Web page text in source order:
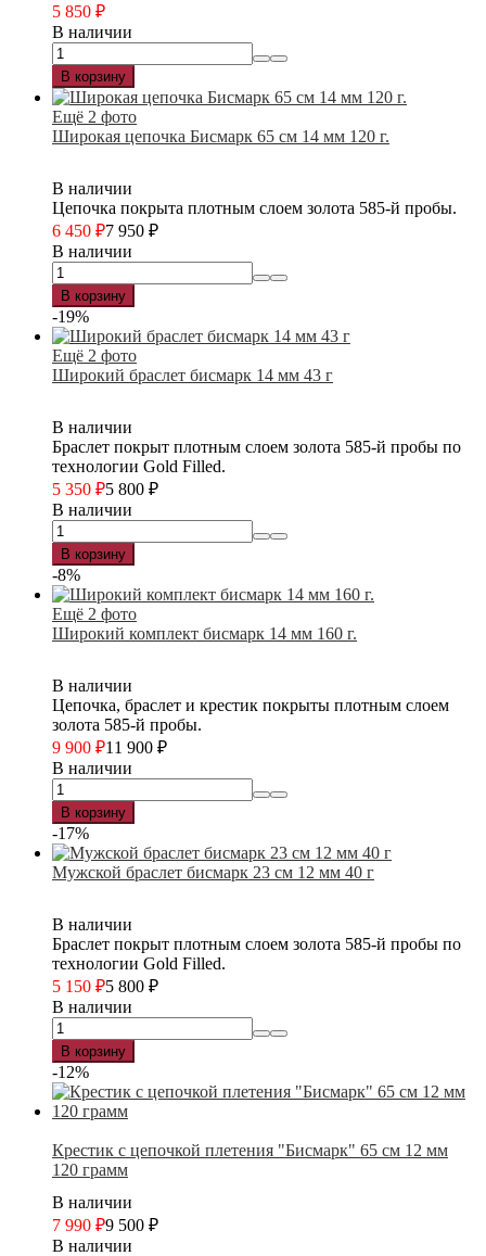
5 850 ₽
В наличии
В корзину
Ещё 2 фото
Широкая цепочка Бисмарк 65 см 14 мм 120 г.
В наличии
Цепочка покрыта плотным слоем золота 585-й пробы.
6 450 ₽7 950 ₽
В наличии
В корзину
-19%
Ещё 2 фото
Широкий браслет бисмарк 14 мм 43 г
В наличии
Браслет покрыт плотным слоем золота 585-й пробы по
технологии Gold Filled.
5 350 ₽5 800 ₽
В наличии
В корзину
-8%
Ещё 2 фото
Широкий комплект бисмарк 14 мм 160 г.
В наличии
Цепочка, браслет и крестик покрыты плотным слоем
золота 585-й пробы.
9 900 ₽11 900 ₽
В наличии
В корзину
-17%
Мужской браслет бисмарк 23 см 12 мм 40 г
В наличии
Браслет покрыт плотным слоем золота 585-й пробы по
технологии Gold Filled.
5 150 ₽5 800 ₽
В наличии
В корзину
-12%
Крестик с цепочкой плетения "Бисмарк" 65 см 12 мм
120 грамм
В наличии
7 990 ₽9 500 ₽
В наличии